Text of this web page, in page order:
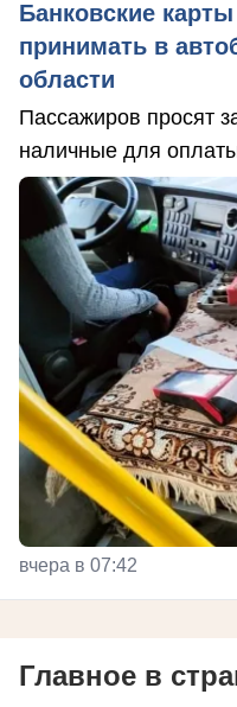
Банковские
принимать в
области
Пассажиров просят
наличные для
вчера в 07:42
Главное в